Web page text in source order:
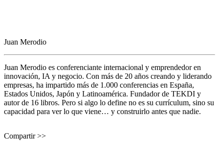
Juan Merodio
Juan Merodio es conferenciante internacional y emprendedor en
innovación, IA y negocio. Con más de 20 años creando y liderando
empresas, ha impartido más de 1.000 conferencias en España,
Estados Unidos, Japón y Latinoamérica. Fundador de TEKDI y
autor de 16 libros. Pero si algo lo define no es su currículum, sino su
capacidad para ver lo que viene… y construirlo antes que nadie.
Compartir >>